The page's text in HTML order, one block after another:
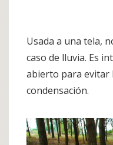
Usada a una tela,
caso de lluvia. Es
abierto para evitar
condensación.